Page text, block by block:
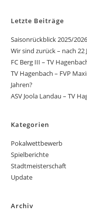
Letzte Beiträge
Saisonrückblick 2025/2026
Wir sind zurück – nach 22
FC Berg III – TV
TV Hagenbach – FVP
Jahren?
ASV Joola Landau – TV
Kategorien
Pokalwettbewerb
Spielberichte
Stadtmeisterschaft
Update
Archiv